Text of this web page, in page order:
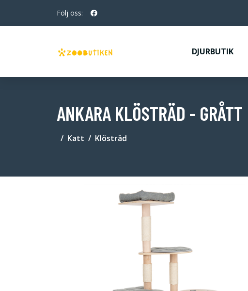
Följ oss:
DJURBUTIK
ANKARA KLÖSTRÄD - GRÅTT
Katt Klösträd